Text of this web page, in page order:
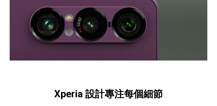
Xperia 設計專注每個細節